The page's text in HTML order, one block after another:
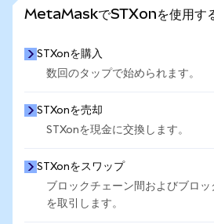
MetaMaskでSTXonを使用す
STXonを購入
数回のタップで始められます。
STXonを売却
STXonを現金に交換します。
STXonをスワップ
ブロックチェーン間およびブロ
を取引します。